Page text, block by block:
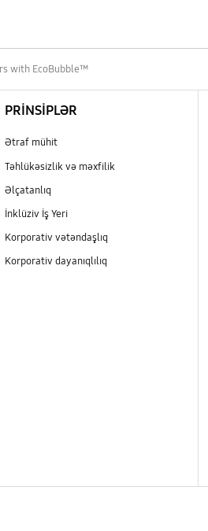
with EcoBubble™
PRİNSİPLƏR
Ətraf mühit
Təhlükəsizlik və məxfilik
Əlçatanlıq
İnklüziv İş Yeri
Korporativ vətəndaşlıq
Korporativ dayanıqlılıq